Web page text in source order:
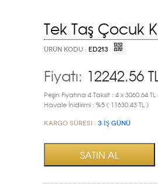
Tek Taş Çocuk
ÜRÜN KODU : ED213
Fiyatı: 12242.56
Peşin Fiyatına 4 Taksit : 4 x 3060.64 TL
Havale İnidirimi : %5 ( 11630.43 TL )
Kargo Süresi : 3 İŞ GÜNÜ